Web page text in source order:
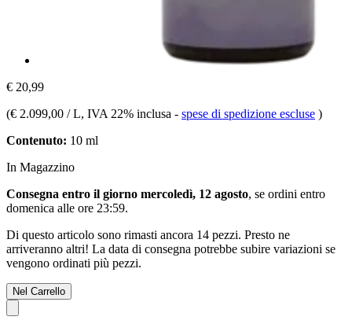
€ 20,99
(€ 2.099,00 / L, IVA 22% inclusa - spese di spedizione escluse )
Contenuto: 10 ml
In Magazzino
Consegna entro il giorno mercoledì, 12 agosto, se ordini entro
domenica alle ore 23:59.
Di questo articolo sono rimasti ancora 14 pezzi. Presto ne
arriveranno altri! La data di consegna potrebbe subire variazioni se
vengono ordinati più pezzi.
Nel Carrello